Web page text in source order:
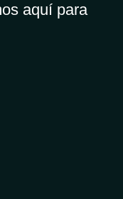
aquí para